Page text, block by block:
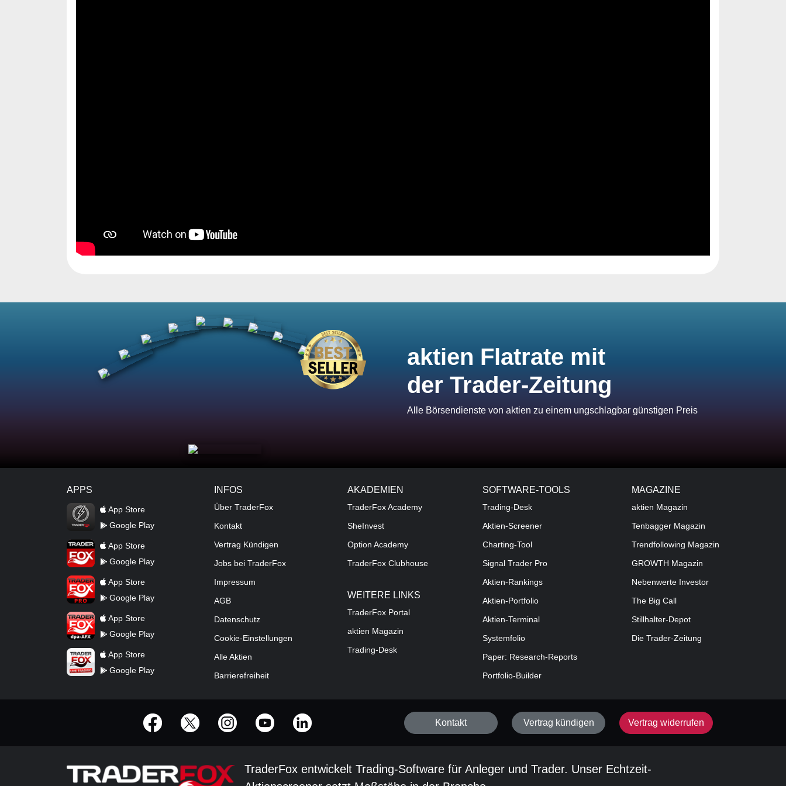
aktien Flatrate mit
der Trader-Zeitung
Alle Börsendienste von aktien zu einem ungschlagbar günstigen Preis
APPS
TraderFox Flash
App Store
Google Play
TraderFox AppApp Store
Google Play
TraderFox ProApp Store
Google Play
TraderFox dpa-AFX ProFeed
App Store
Google Play
TraderFox Live Trading
App Store
Google Play
INFOS
Über TraderFox
Kontakt
Vertrag Kündigen
Jobs bei TraderFox
Impressum
AGB
Datenschutz
Cookie-Einstellungen
Alle Aktien
Barrierefreiheit
AKADEMIEN
TraderFox Academy
SheInvest
Option Academy
TraderFox Clubhouse
WEITERE LINKS
TraderFox Portal
aktien Magazin
Trading-Desk
SOFTWARE-TOOLS
Trading-Desk
Aktien-Screener
Charting-Tool
Signal Trader Pro
Aktien-Rankings
Aktien-Portfolio
Aktien-Terminal
Systemfolio
Paper: Research-Reports
Portfolio-Builder
MAGAZINE
aktien Magazin
Tenbagger Magazin
Trendfollowing Magazin
GROWTH Magazin
Nebenwerte Investor
The Big Call
Stillhalter-Depot
Die Trader-Zeitung
offizielle Social Media-Accounts
Kontakt Vertrag kündigen Vertrag widerrufen
TraderFox entwickelt Trading-Software für Anleger und Trader. Unser Echtzeit-